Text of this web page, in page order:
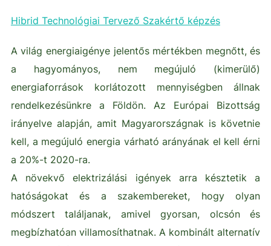
Hibrid Technológiai Tervező Szakértő képzés
A világ energiaigénye jelentős mértékben megnőtt, és
a hagyományos, nem megújuló (kimerülő)
energiaforrások korlátozott mennyiségben állnak
rendelkezésünkre a Földön. Az Európai Bizottság
irányelve alapján, amit Magyarországnak is követnie
kell, a megújuló energia várható arányának el kell érni
a 20%-t 2020-ra.
A növekvő elektrizálási igények arra késztetik a
hatóságokat és a szakembereket, hogy olyan
módszert találjanak, amivel gyorsan, olcsón és
megbízhatóan villamosíthatnak. A kombinált alternatív